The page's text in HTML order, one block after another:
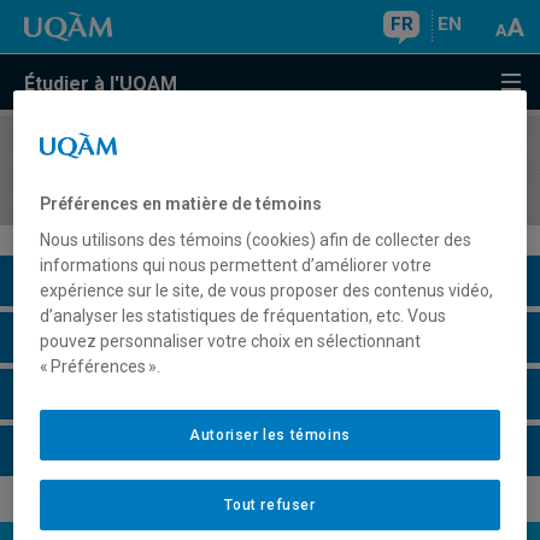
FR EN
Étudier à l'UQAM
COURS//
Description du cours
Horaire - Été 2026
Préférences en matière de témoins
Nous utilisons des témoins (cookies) afin de collecter des
informations qui nous permettent d’améliorer votre
expérience sur le site, de vous proposer des contenus vidéo,
d’analyser les statistiques de fréquentation, etc. Vous
pouvez personnaliser votre choix en sélectionnant
« Préférences ».
Tout refuser
Autoriser les témoins